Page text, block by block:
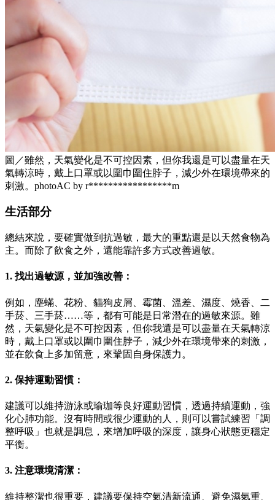
圖／雖然，天氣變化是不可控因素，但你我還是可以盡量在天
氣轉涼時，戴上口罩或以圍巾圍住脖子，減少外在環境帶來的
刺激。photoAC by r*****************m
生活部分
總結來說，要確實做到抗過敏，最大的重點還是以天然食物為
主。而除了飲食之外，還能靠許多方式改善過敏。
1. 找出過敏源，並加強改善：
例如，塵蟎、花粉、貓狗皮屑、霉菌、溫差、濕度、燒香、二
手菸、三手菸……等，都有可能是日常潛在的過敏來源。雖
然，天氣變化是不可控因素，但你我還是可以盡量在天氣轉涼
時，戴上口罩或以圍巾圍住脖子，減少外在環境帶來的刺激，
並在飲食上多加留意，來鞏固自身保護力。
2. 保持運動習慣：
建議可以維持游泳或瑜珈等良好運動習慣，透過持續運動，強
化心肺功能。沒有時間或很少運動的人，則可以嘗試練習「調
整呼吸」也就是調息，來增加呼吸的深度，讓身心狀態更穩定
平衡。
3. 注意環境清潔：
維持整潔也很重要，建議要保持空氣清新流通、避免濕氣重、